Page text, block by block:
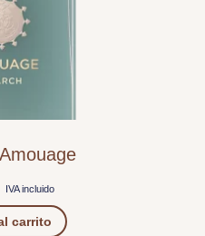
IVA incluido
carrito